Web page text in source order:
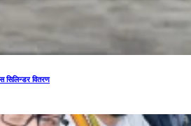
सिलिन्डर वितरण